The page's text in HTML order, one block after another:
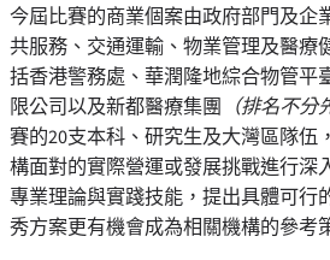
今屆比賽的商業個案由政府部門及企
共服務、交通運輸、物業管理及醫療
括香港警務處、華潤隆地綜合物管平
限公司以及新都醫療集團 （排名不分
賽的20支本科、研究生及大灣區隊伍
構面對的實際營運或發展挑戰進行深
專業理論與實踐技能，提出具體可行
秀方案更有機會成為相關機構的參考